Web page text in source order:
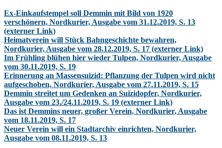
Ex-Einkaufstempel soll Demmin mit Bild von 1920
verschönern, Nordkurier, Ausgabe vom 31.12.2019, S. 13
(externer Link)
Heimatverein will Stück Bahngeschichte bewahren,
Nordkurier, Ausgabe vom 28.12.2019, S. 17 (externer Link)
Im Frühling blühen hier wieder Tulpen, Nordkurier, Ausgabe
vom 30.11.2019, S. 19
Erinnerung an Massensuizid: Pflanzung der Tulpen wird nicht
aufgeschoben, Nordkurier, Ausgabe vom 27.11.2019, S. 15
Demmin streitet um Gedenken an Suizidopfer, Nordkurier,
Ausgabe vom 23./24.11.2019, S. 19 (externer Link)
Das ist Demmins neuer, großer Verein, Nordkurier, Ausgabe
vom 18.11.2019, S. 17
Neuer Verein will ein Stadtarchiv einrichten, Nordkurier,
Ausgabe vom 08.11.2019, S. 13